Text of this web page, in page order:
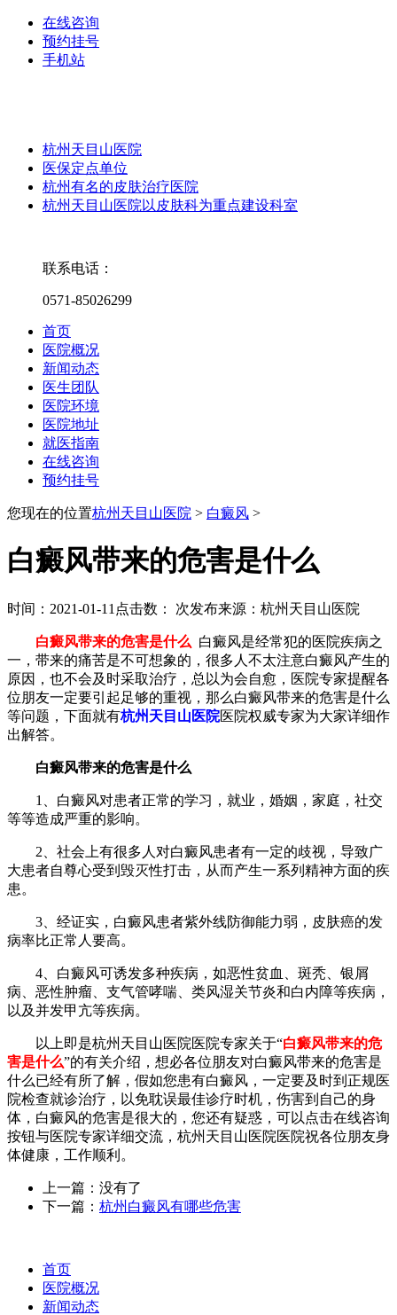
在线咨询
预约挂号
手机站
杭州天目山医院
医保定点单位
杭州有名的皮肤治疗医院
杭州天目山医院以皮肤科为重点建设科室
联系电话：
0571-85026299
首页
医院概况
新闻动态
医生团队
医院环境
医院地址
就医指南
在线咨询
预约挂号
您现在的位置杭州天目山医院 > 白癜风 >
白癜风带来的危害是什么
时间：2021-01-11 点击数： 次发布来源：杭州天目山医院
白癜风带来的危害是什么 白癜风是经常犯的医院疾病之
一，带来的痛苦是不可想象的，很多人不太注意白癜风产生的
原因，也不会及时采取治疗，总以为会自愈，医院专家提醒各
位朋友一定要引起足够的重视，那么白癜风带来的危害是什么
等问题，下面就有杭州天目山医院医院权威专家为大家详细作
出解答。
白癜风带来的危害是什么
1、白癜风对患者正常的学习，就业，婚姻，家庭，社交
等等造成严重的影响。
2、社会上有很多人对白癜风患者有一定的歧视，导致广
大患者自尊心受到毁灭性打击，从而产生一系列精神方面的疾
患。
3、经证实，白癜风患者紫外线防御能力弱，皮肤癌的发
病率比正常人要高。
4、白癜风可诱发多种疾病，如恶性贫血、斑秃、银屑
病、恶性肿瘤、支气管哮喘、类风湿关节炎和白内障等疾病，
以及并发甲亢等疾病。
以上即是杭州天目山医院医院专家关于“白癜风带来的危
害是什么”的有关介绍，想必各位朋友对白癜风带来的危害是
什么已经有所了解，假如您患有白癜风，一定要及时到正规医
院检查就诊治疗，以免耽误最佳诊疗时机，伤害到自己的身
体，白癜风的危害是很大的，您还有疑惑，可以点击在线咨询
按钮与医院专家详细交流，杭州天目山医院医院祝各位朋友身
体健康，工作顺利。
上一篇：没有了
下一篇： 杭州白癜风有哪些危害
首页
医院概况
新闻动态